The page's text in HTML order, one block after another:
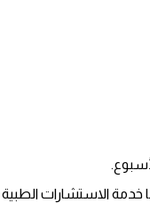
خدمة الاستشارات